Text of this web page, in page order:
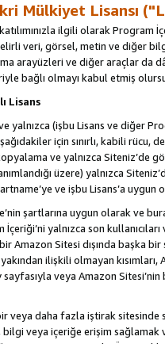
Mülkiyet Lisansı
ilgili olarak Program
veri, görsel, metin ve diğer
arayüzleri ve diğer araçlar da
bağlı olmayı kabul etmiş
Lisans
yalnızca (işbu Lisans ve diğer
için sınırlı, kabili
ve yalnızca Siteniz’de
üzere) yalnızca
ve işbu Lisans’a
şartlarına uygun olarak ve
İçeriği’ni yalnızca son
Amazon Sitesi dışında başka
ilişkili olmayan
sayfasıyla veya Amazon
veya daha fazla iştirak
veya içeriğe erişim sağlamak